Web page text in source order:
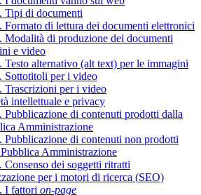
Tipi di documenti
Formato di lettura dei documenti elettronici
Modalità di produzione dei documenti
e video
Testo alternativo (alt text) per le immagini
Sottotitoli per i video
Trascrizioni per i video
intellettuale e privacy
Pubblicazione di contenuti prodotti dalla
Amministrazione
Pubblicazione di contenuti non prodotti
Amministrazione
Consenso dei soggetti ritratti
per i motori di ricerca (SEO)
I fattori on-page